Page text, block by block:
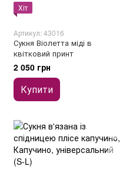
Хіт
Артикул: 43016
Сукня Віолетта міді в
квітковий принт
2 050 грн
Купити